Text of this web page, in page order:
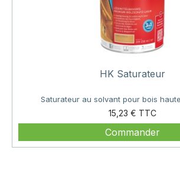
HK Saturateur
Saturateur au solvant pour bois
15,23 €
Prix
Commander